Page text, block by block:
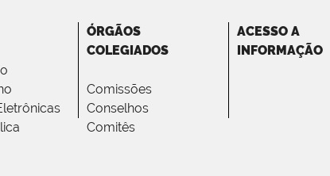
ÓRGÃOS
COLEGIADOS
Comissões
Conselhos
Comitês
ACESSO A
INFORMAÇÃO